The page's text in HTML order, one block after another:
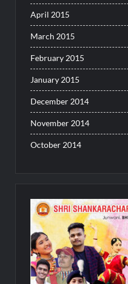
April 2015
March 2015
February 2015
January 2015
December 2014
November 2014
October 2014